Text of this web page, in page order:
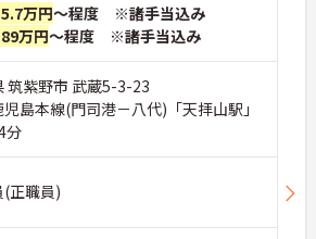
万円～程度 ※諸手当込み
万円～程度 ※諸手当込み
筑紫野市 武蔵5-3-23
児島本線(門司港－八代)「天拝山駅」
分
(正職員)